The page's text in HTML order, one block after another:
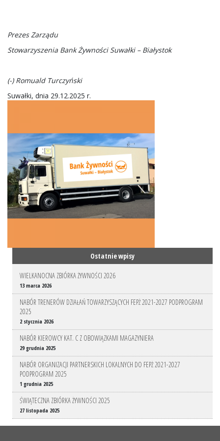
Prezes Zarządu
Stowarzyszenia Bank Żywności Suwałki – Białystok
(-) Romuald Turczyński
Suwałki, dnia 29.12.2025 r.
Ostatnie wpisy
WIELKANOCNA ZBIÓRKA ŻYWNOŚCI 2026
13 marca 2026
NABÓR TRENERÓW DZIAŁAŃ TOWARZYSZĄCYCH FEPŻ 2021-2027 PODPROGRAM
2025
2 stycznia 2026
NABÓR KIEROWCY KAT. C Z OBOWIĄZKAMI MAGAZYNIERA
29 grudnia 2025
NABÓR ORGANIZACJI PARTNERSKICH LOKALNYCH DO FEPŻ 2021-2027
PODPROGRAM 2025
1 grudnia 2025
ŚWIĄTECZNA ZBIÓRKA ŻYWNOŚCI 2025
27 listopada 2025